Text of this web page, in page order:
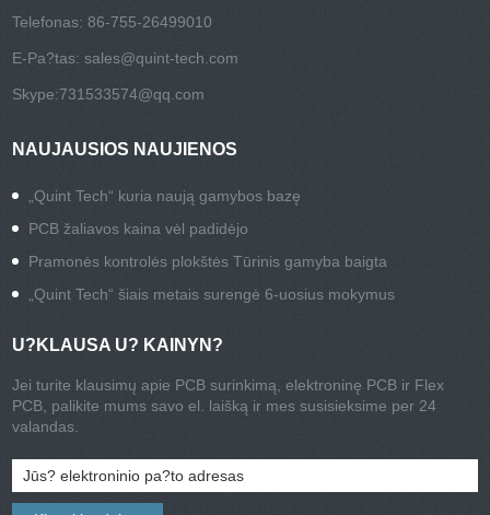
Telefonas: 86-755-26499010
E-Pa?tas:sales@quint-tech.com
Skype:731533574@qq.com
NAUJAUSIOS NAUJIENOS
„Quint Tech“ kuria naują gamybos bazę
PCB žaliavos kaina vėl padidėjo
Pramonės kontrolės plokštės Tūrinis gamyba baigta
„Quint Tech“ šiais metais surengė 6-uosius mokymus
U?KLAUSA U? KAINYN?
Jei turite klausimų apie PCB surinkimą, elektroninę PCB ir Flex
PCB, palikite mums savo el. laišką ir mes susisieksime per 24
valandas.